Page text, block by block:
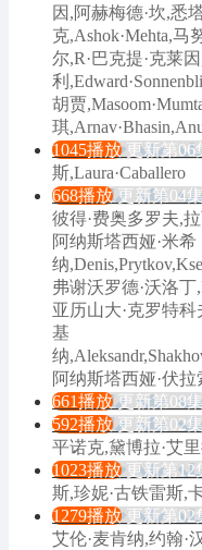
因,阿赫梅德·坎,悉
克,Ashok·Mehta,马
尔,R·巴克提·克莱
利
胡贾
琪
1045播放 更新第06
斯,Laura·Caballero
668播放 更新第04
彼得·费奥多罗夫,
阿纳斯塔西娅·米希
纳
弗谢沃罗德·沃洛丁
亚历山大·克罗特
基
纳
阿纳斯塔西娅·伏拉
661播放 更新第08
592播放 更新第02
平诺克,黛博拉·艾
1023播放 更新第12
斯,珍妮·古铁雷斯,
1279播放 更新第02
艾伦·麦肯纳,约翰·